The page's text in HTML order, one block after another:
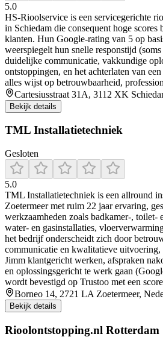
5.0
HS‑Rioolservice is een servicegerichte
in Schiedam die consequent hoge scores
klanten. Hun Google‑rating van 5 op
weerspiegelt hun snelle responstijd
duidelijke communicatie, vakkundige
ontstoppingen, en het achterlaten van
alles wijst op betrouwbaarheid,
Cartesiusstraat 31A, 3112 XK
Bekijk details
TML Installatietechniek
Gesloten
5.0
TML Installatietechniek is een allround
Zoetermeer met ruim 22 jaar ervaring,
werkzaamheden zoals badkamer-, toilet-
water- en gasinstallaties,
het bedrijf onderscheidt zich door
communicatie en kwalitatieve uitvoering,
Jimm klantgericht werken, afspraken
en oplossingsgericht te werk gaan
wordt bevestigd op Trustoo met een
Borneo 14, 2721 LA Zoetermeer,
Bekijk details
Rioolontstopping.nl Rotterdam